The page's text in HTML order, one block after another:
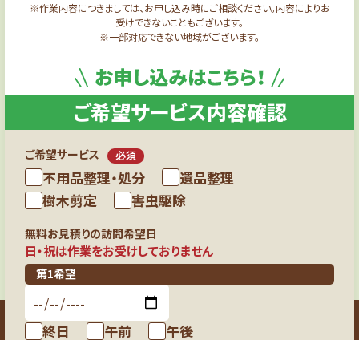
※作業内容につきましては、お申し込み時にご相談ください。内容によりお
受けできないこともございます。
※一部対応できない地域がございます。
ご希望サービス内容確認
ご希望サービス 必須
不用品整理・処分
遺品整理
樹木剪定
害虫駆除
無料お見積りの訪問希望日
日・祝は作業をお受けしておりません
第1希望
終日 午前 午後